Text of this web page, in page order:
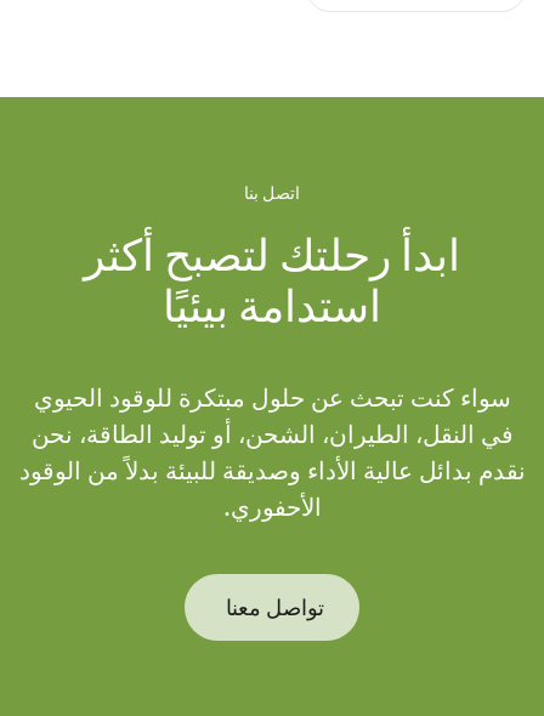
اتصل بنا
ابدأ رحلتك لتصبح أكثر
استدامة بيئيًا
سواء كنت تبحث عن حلول مبتكرة للوقود الحيوي
في النقل، الطيران، الشحن، أو توليد الطاقة، نحن
نقدم بدائل عالية الأداء وصديقة للبيئة بدلاً من الوقود
الأحفوري.
تواصل معنا